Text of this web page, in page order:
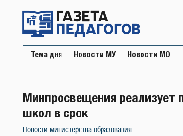
содержимому
Тема дня Новости МУ Новости МО
Минпросвещения реализует
школ в срок
Новости министерства образования